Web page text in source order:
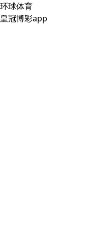
环球体育
皇冠博彩app